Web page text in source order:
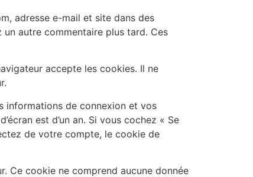
adresse e-mail et site dans des
autre commentaire plus tard. Ces
accepte les cookies. Il ne
informations de connexion et vos
est d’un an. Si vous cochez « Se
de votre compte, le cookie de
Ce cookie ne comprend aucune donnée